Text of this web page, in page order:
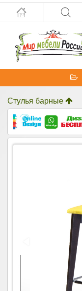
Стулья барные